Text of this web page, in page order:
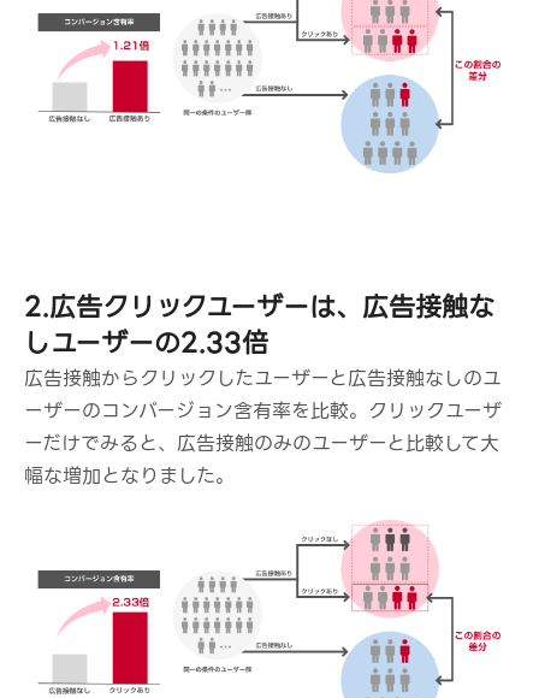
2.広告クリックユーザーは、広告接触な
しユーザーの2.33倍
広告接触からクリックしたユーザーと広告接触なしのユ
ーザーのコンバージョン含有率を比較。クリックユーザ
ーだけでみると、広告接触のみのユーザーと比較して大
幅な増加となりました。